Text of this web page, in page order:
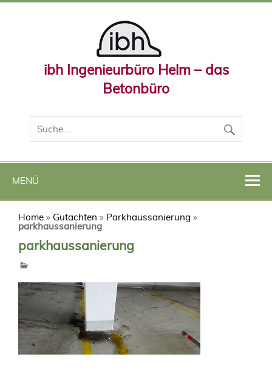
ibh Ingenieurbüro Helm – das
Betonbüro
MENÜ
Home » Gutachten » Parkhaussanierung »
parkhaussanierung
parkhaussanierung